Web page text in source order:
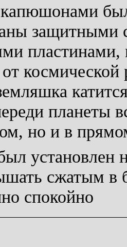
капюшонами
планеты
но и в
установлен
сжатым в
спокойно